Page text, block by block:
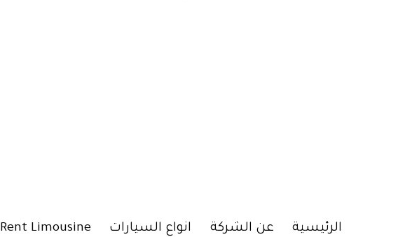
الرئيسية عن الشركة انواع السيارات Rent Limousine